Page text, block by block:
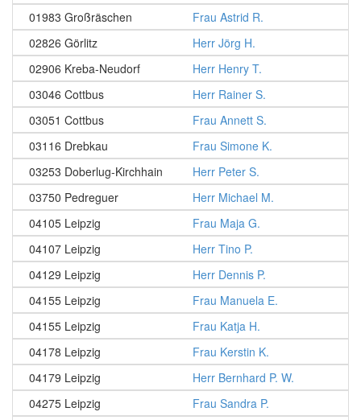
01983 Großräschen
Frau Astrid R.
02826 Görlitz
Herr Jörg H.
02906 Kreba-Neudorf
Herr Henry T.
03046 Cottbus
Herr Rainer S.
03051 Cottbus
Frau Annett S.
03116 Drebkau
Frau Simone K.
03253 Doberlug-Kirchhain
Herr Peter S.
03750 Pedreguer
Herr Michael M.
04105 Leipzig
Frau Maja G.
04107 Leipzig
Herr Tino P.
04129 Leipzig
Herr Dennis P.
04155 Leipzig
Frau Manuela E.
04155 Leipzig
Frau Katja H.
04178 Leipzig
Frau Kerstin K.
04179 Leipzig
Herr Bernhard P. W.
04275 Leipzig
Frau Sandra P.